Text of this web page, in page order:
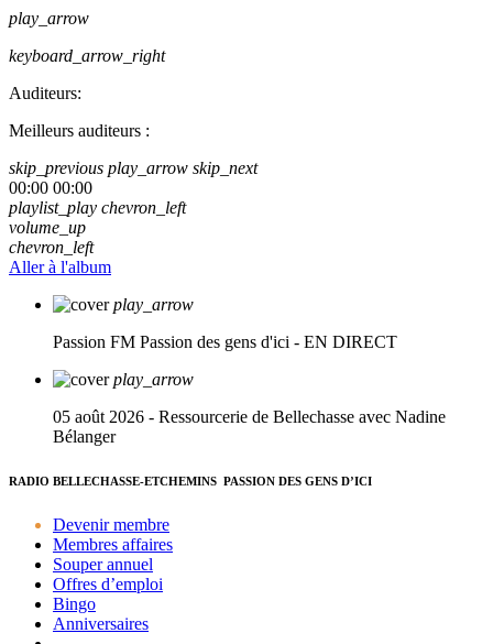
play_arrow
keyboard_arrow_right
Auditeurs:
Meilleurs auditeurs :
skip_previous play_arrow skip_next
00:00 00:00
playlist_play chevron_left
volume_up
chevron_left
Aller à l'album
play_arrow
Passion FM Passion des gens d'ici - EN DIRECT
play_arrow
05 août 2026 - Ressourcerie de Bellechasse avec Nadine
Bélanger
RADIO BELLECHASSE-ETCHEMINS PASSION DES GENS D’ICI
Devenir membre
Membres affaires
Souper annuel
Offres d’emploi
Bingo
Anniversaires